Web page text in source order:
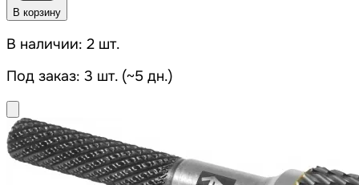
В корзину
В наличии: 2 шт.
Под заказ: 3 шт. (~5 дн.)